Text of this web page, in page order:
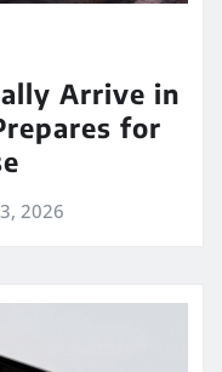
Arrive in
for
2026